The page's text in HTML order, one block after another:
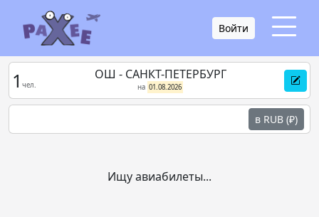
Войти
1 чел.
ОШ - САНКТ-ПЕТЕРБУРГ
на 01.08.2026
в RUB (₽)
Ищу авиабилеты...